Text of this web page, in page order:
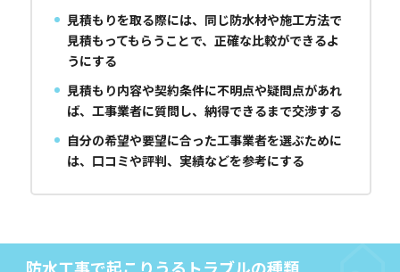
見積もりを取る際には、同じ防水材や施工方法で
見積もってもらうことで、正確な比較ができるよ
うにする
見積もり内容や契約条件に不明点や疑問点があれ
ば、工事業者に質問し、納得できるまで交渉する
自分の希望や要望に合った工事業者を選ぶために
は、口コミや評判、実績などを参考にする